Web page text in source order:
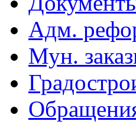
Адм.
Мун.